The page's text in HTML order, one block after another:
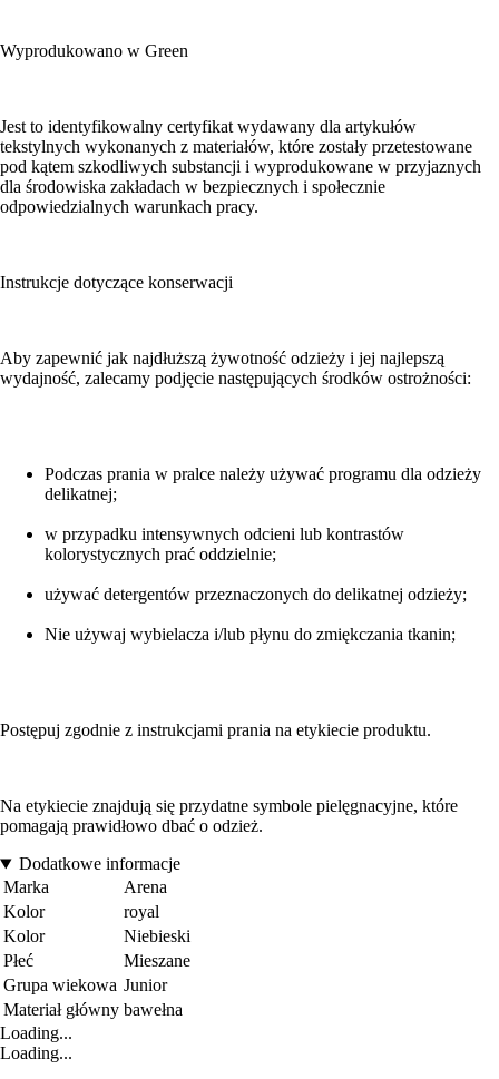
Wyprodukowano w Green
Jest to identyfikowalny certyfikat wydawany dla artykułów
tekstylnych wykonanych z materiałów, które zostały przetestowane
pod kątem szkodliwych substancji i wyprodukowane w przyjaznych
dla środowiska zakładach w bezpiecznych i społecznie
odpowiedzialnych warunkach pracy.
Instrukcje dotyczące konserwacji
Aby zapewnić jak najdłuższą żywotność odzieży i jej najlepszą
wydajność, zalecamy podjęcie następujących środków ostrożności:
Podczas prania w pralce należy używać programu dla odzieży
delikatnej;
w przypadku intensywnych odcieni lub kontrastów
kolorystycznych prać oddzielnie;
używać detergentów przeznaczonych do delikatnej odzieży;
Nie używaj wybielacza i/lub płynu do zmiękczania tkanin;
Postępuj zgodnie z instrukcjami prania na etykiecie produktu.
Na etykiecie znajdują się przydatne symbole pielęgnacyjne, które
pomagają prawidłowo dbać o odzież.
Dodatkowe informacje
Marka
Arena
Kolor
royal
Kolor
Niebieski
Płeć
Mieszane
Grupa wiekowa Junior
Materiał główny bawełna
Loading...
Loading...